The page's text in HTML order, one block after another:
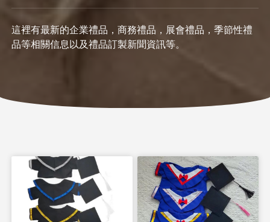
這裡有最新的企業禮品，商務禮品，展會禮品，季節性禮
品等相關信息以及禮品訂製新聞資訊等。